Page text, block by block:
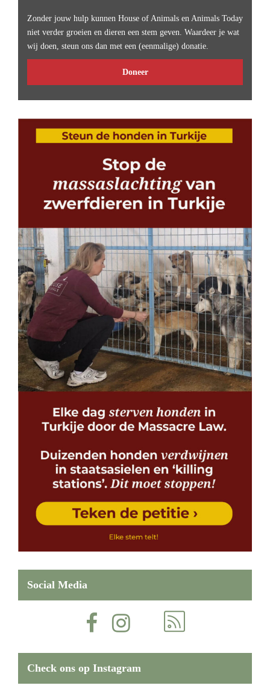
Zonder jouw hulp kunnen House of Animals en Animals Today
niet verder groeien en dieren een stem geven. Waardeer je wat
wij doen, steun ons dan met een (eenmalige) donatie.
Doneer
Social Media
Check ons op Instagram